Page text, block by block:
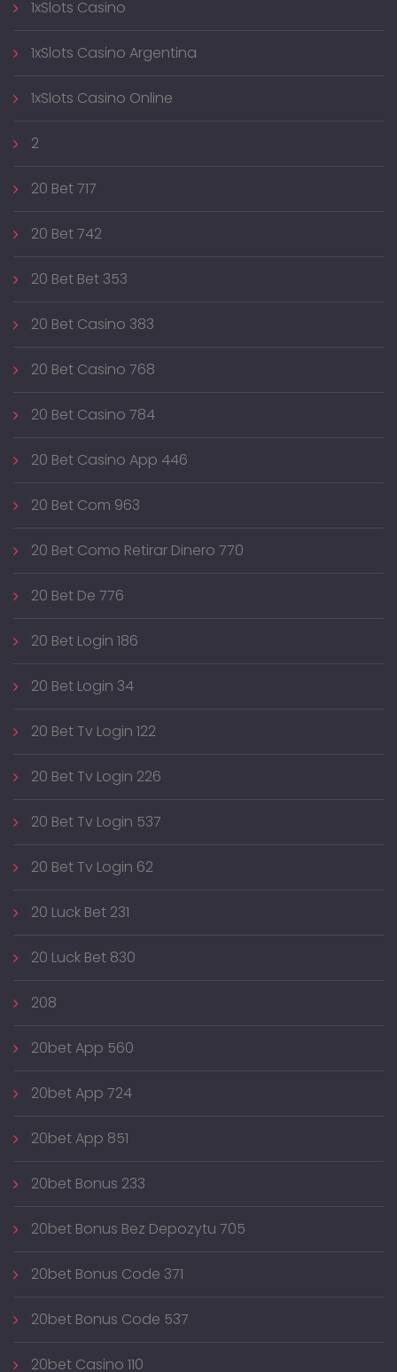
1xSlots Casino
1xSlots Casino Argentina
1xSlots Casino Online
2
20 Bet 717
20 Bet 742
20 Bet Bet 353
20 Bet Casino 383
20 Bet Casino 768
20 Bet Casino 784
20 Bet Casino App 446
20 Bet Com 963
20 Bet Como Retirar Dinero 770
20 Bet De 776
20 Bet Login 186
20 Bet Login 34
20 Bet Tv Login 122
20 Bet Tv Login 226
20 Bet Tv Login 537
20 Bet Tv Login 62
20 Luck Bet 231
20 Luck Bet 830
208
20bet App 560
20bet App 724
20bet App 851
20bet Bonus 233
20bet Bonus Bez Depozytu 705
20bet Bonus Code 371
20bet Bonus Code 537
20bet Casino 110